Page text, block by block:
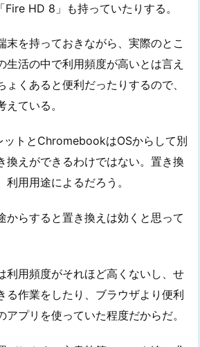
HD 8」も持っていたりする。
末を持っておきながら、実際のとこ
生活の中で利用頻度が高いとは言え
くあると便利だったりするので、
ている。
トとChromebookはOSからして別
換えができるわけではない。置き換
用用途によるだろう。
からすると置き換えは効くと思って
利用頻度がそれほど高くないし、せ
る作業をしたり、ブラウザより便利
プリを使っていた程度だからだ。